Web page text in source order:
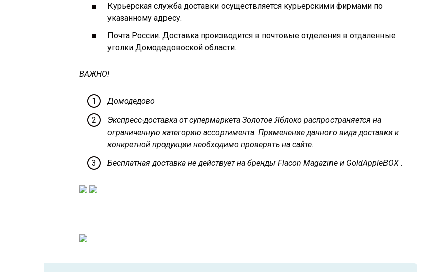
Курьерская служба доставки осуществляется курьерскими фирмами по
указанному адресу.
Почта России. Доставка производится в почтовые отделения в отдаленные
уголки Домодедовоской области.
ВАЖНО!
Домодедово
Экспресс-доставка от супермаркета Золотое Яблоко распространяется на
ограниченную категорию ассортимента. Применение данного вида доставки к
конкретной продукции необходимо проверять на сайте.
Бесплатная доставка не действует на бренды Flacon Magazine и GoldAppleBOX .